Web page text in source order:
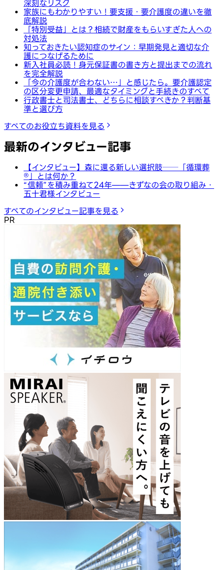
深刻なリスク
家族にもわかりやすい！要支援・要介護度の違いを徹
底解説
「特別受益」とは？相続で財産をもらいすぎた人への
対処法
知っておきたい認知症のサイン：早期発見と適切な介
護につなげるために
新入社員必読！身元保証書の書き方と提出までの流れ
を完全解説
「今の介護度が合わない…」と感じたら。要介護認定
の区分変更申請、最適なタイミングと手続きのすべて
行政書士と司法書士、どちらに相談すべきか？判断基
準と選び方
すべてのお役立ち資料を見る
最新のインタビュー記事
【インタビュー】森に還る新しい選択肢──「循環葬
®︎」とは何か？
“信頼”を積み重ねて24年——きずなの会の取り組み・
五十君様インタビュー
すべてのインタビュー記事を見る
PR